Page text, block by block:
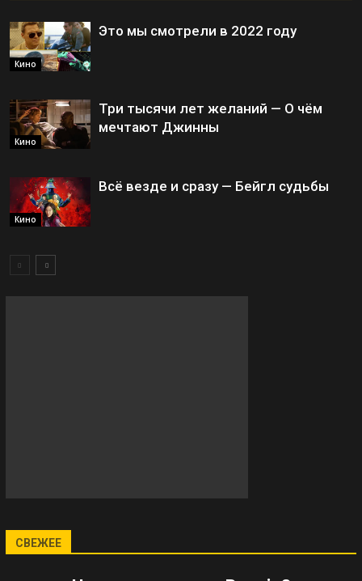
Кино
Это мы смотрели в 2022 году
Кино
Три тысячи лет желаний — О чём
мечтают Джинны
Кино
Всё везде и сразу — Бейгл судьбы
СВЕЖЕЕ